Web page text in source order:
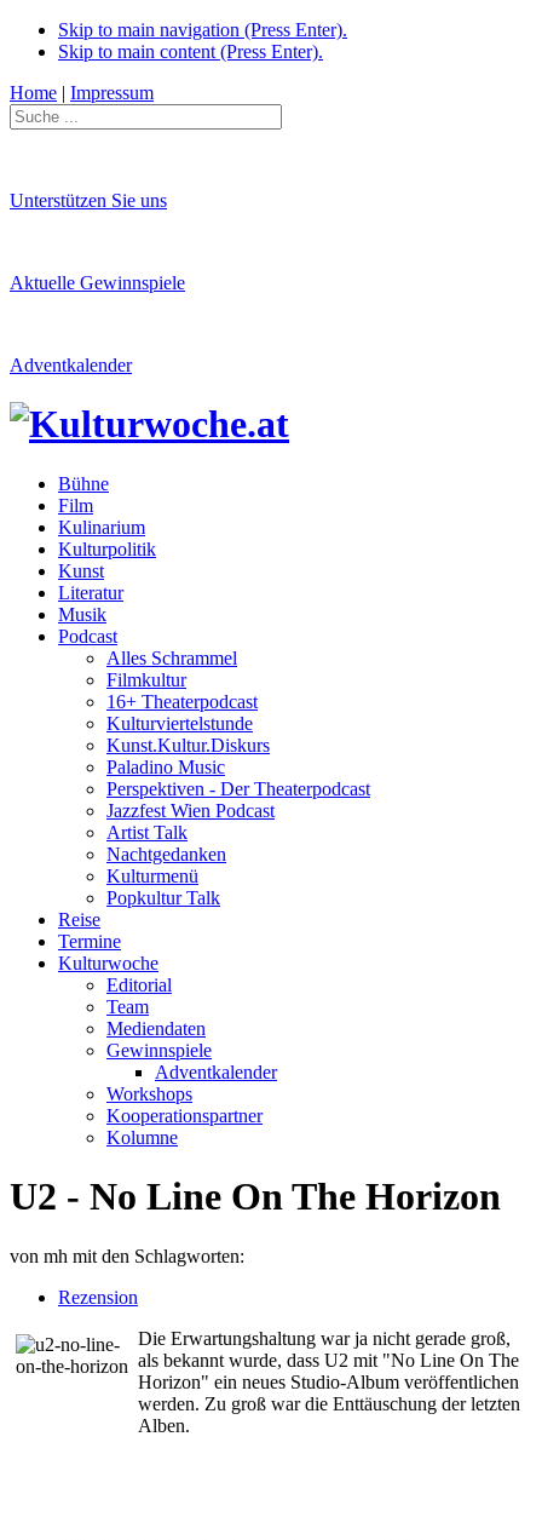
Skip to main navigation (Press Enter).
Skip to main content (Press Enter).
Home | Impressum
Unterstützen Sie uns
Aktuelle Gewinnspiele
Adventkalender
Bühne
Film
Kulinarium
Kulturpolitik
Kunst
Literatur
Musik
Podcast
Alles Schrammel
Filmkultur
16+ Theaterpodcast
Kulturviertelstunde
Kunst.Kultur.Diskurs
Paladino Music
Perspektiven - Der Theaterpodcast
Jazzfest Wien Podcast
Artist Talk
Nachtgedanken
Kulturmenü
Popkultur Talk
Reise
Termine
Kulturwoche
Editorial
Team
Mediendaten
Gewinnspiele
Adventkalender
Workshops
Kooperationspartner
Kolumne
U2 - No Line On The Horizon
von mh mit den Schlagworten:
Rezension
Die Erwartungshaltung war ja nicht gerade groß,
als bekannt wurde, dass U2 mit "No Line On The
Horizon" ein neues Studio-Album veröffentlichen
werden. Zu groß war die Enttäuschung der letzten
Alben.